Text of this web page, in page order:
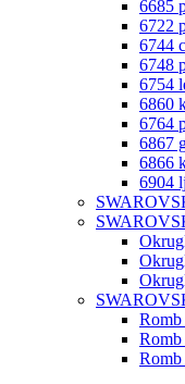
6685
6722
6744
6748
6754
6860
6764
6867
6866
6904